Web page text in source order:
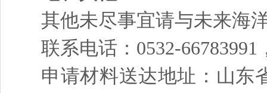
其他未尽事宜请与未来海
联系电话： 0532-
申请材料送达地址：山东